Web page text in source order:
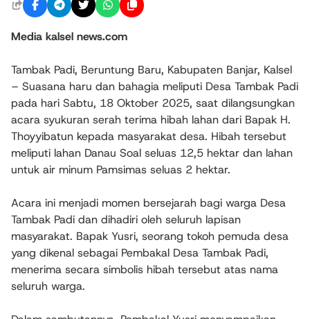
Media kalsel news.com
Tambak Padi, Beruntung Baru, Kabupaten Banjar, Kalsel
– Suasana haru dan bahagia meliputi Desa Tambak Padi
pada hari Sabtu, 18 Oktober 2025, saat dilangsungkan
acara syukuran serah terima hibah lahan dari Bapak H.
Thoyyibatun kepada masyarakat desa. Hibah tersebut
meliputi lahan Danau Soal seluas 12,5 hektar dan lahan
untuk air minum Pamsimas seluas 2 hektar.
Acara ini menjadi momen bersejarah bagi warga Desa
Tambak Padi dan dihadiri oleh seluruh lapisan
masyarakat. Bapak Yusri, seorang tokoh pemuda desa
yang dikenal sebagai Pembakal Desa Tambak Padi,
menerima secara simbolis hibah tersebut atas nama
seluruh warga.